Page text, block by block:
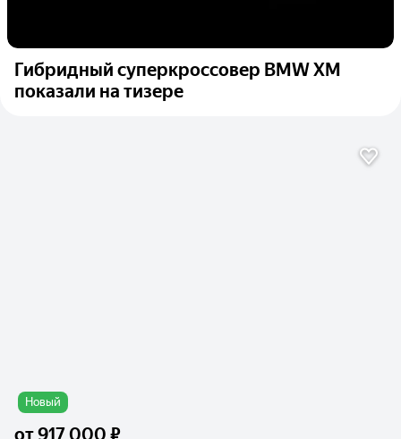
Гибридный суперкроссовер BMW XM
показали на тизере
Новый
от917 000 ₽